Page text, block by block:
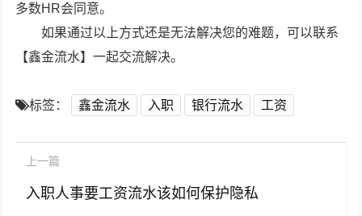
多数HR会同意。
如果通过以上方式还是无法解决您的难题，可以联系
【鑫金流水】一起交流解决。
标签： 鑫金流水 入职 银行流水 工资
上一篇
入职人事要工资流水该如何保护隐私